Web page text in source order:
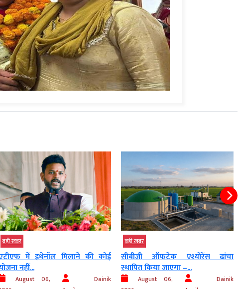
बड़ी खबर
सीबीजी ऑफटेक एश्योरेंस ढांचा
स्थापित किया जाएगा –...
August 06,
Dainik
बड़ी खबर
सरकार ‘बांटो और राज करो’ की नीति
पर...
August 06,
Dainik